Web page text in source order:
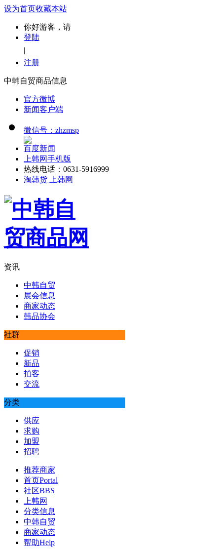
设为首页收藏本站
你好游客，请
登陆
|
注册
中韩自贸商品信息
官方微博
新闻客户端
微信号：zhzmsp
百度新闻
上韩网手机版
热线电话：0631-5916999
淘韩货 上韩网
资讯
中韩自贸
展会信息
商家动态
韩品协会
社群
促销
新品
拍客
交流
分类
供应
求购
加盟
招聘
推荐商家
首页Portal
社区BBS
上韩网
分类信息
中韩自贸
商家动态
帮助Help